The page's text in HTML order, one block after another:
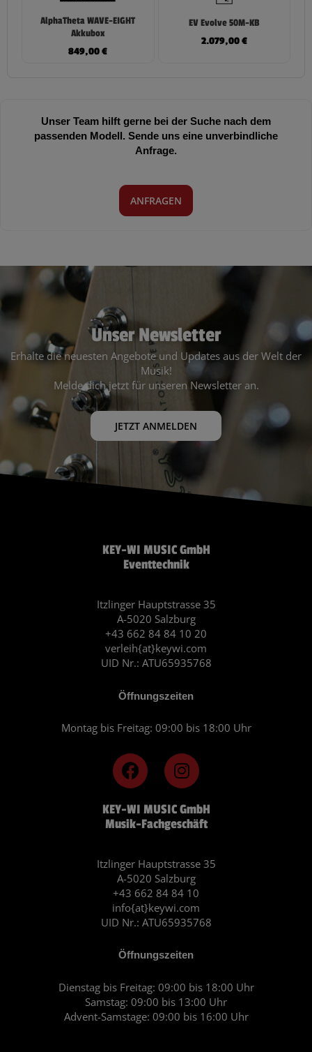
AlphaTheta WAVE-EIGHT
Akkubox
849,00€
EV Evolve 50M-KB
2.079,00€
Unser Team hilft gerne bei der Suche nach dem
passenden Modell. Sende uns eine unverbindliche
Anfrage.
ANFRAGEN
Unser Newsletter
Erhalte die neuesten Angebote und Updates aus der Welt der
Musik!
Melde dich jetzt für unseren Newsletter an.
JETZT ANMELDEN
KEY-WI MUSIC GmbH
Musik-Fachgeschäft
Itzlinger Hauptstrasse 35
A-5020 Salzburg
+43 662 84 84 10
info{at}keywi.com
UID Nr.: ATU65935768
Öffnungszeiten
Dienstag bis Freitag: 09:00 bis 18:00 Uhr
Samstag: 09:00 bis 13:00 Uhr
Advent-Samstage: 09:00 bis 16:00 Uhr
F
a
c
e
b
o
k
I
n
s
t
a
r
a
m
KEY-WI MUSIC GmbH
Eventtechnik
Itzlinger Hauptstrasse 35
A-5020 Salzburg
+43 662 84 84 10 20
verleih{at}keywi.com
UID Nr.: ATU65935768
Öffnungszeiten
Montag bis Freitag: 09:00 bis 18:00 Uhr